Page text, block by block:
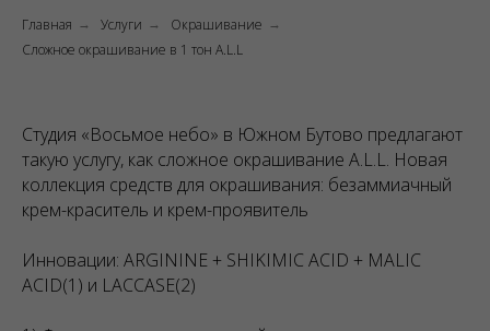
Главная → Услуги → Окрашивание →
Сложное окрашивание в 1 тон A.L.L
Студия «Восьмое небо» в Южном Бутово предлагают
такую услугу, как сложное окрашивание A.L.L. Новая
коллекция средств для окрашивания: безаммиачный
крем-краситель и крем-проявитель
Инновации: ARGININE + SHIKIMIC ACID + MALIC
ACID(1) и LACCASE(2)